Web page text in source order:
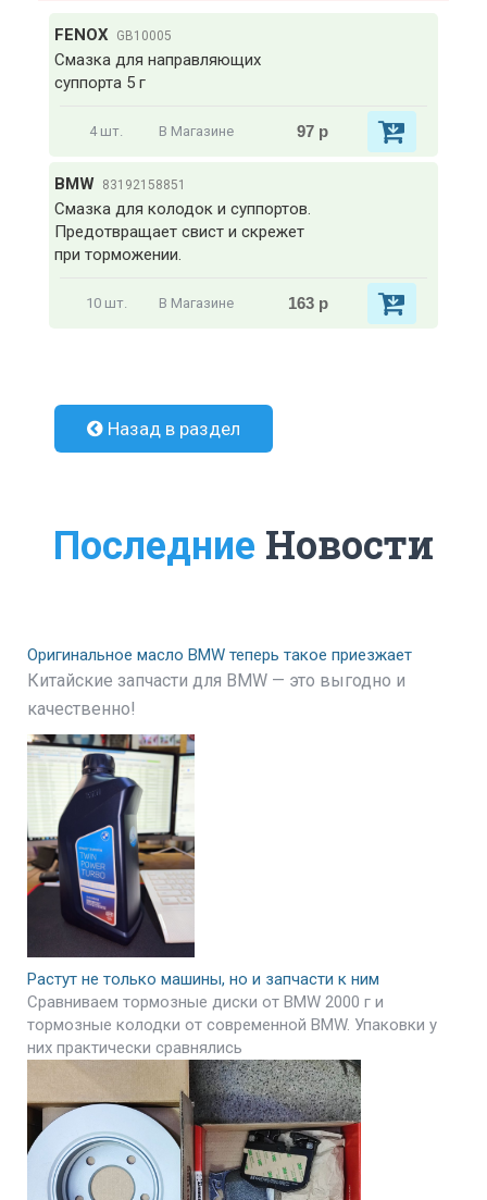
FENOX GB10005
Смазка для направляющих
суппорта 5 г
4 шт. В Магазине 97 р
BMW 83192158851
Смазка для колодок и суппортов.
Предотвращает свист и скрежет
при торможении.
10 шт. В Магазине 163 р
Назад в раздел
Последние Новости
Оригинальное масло BMW теперь такое приезжает
Китайские запчасти для BMW — это выгодно и
качественно!
Растут не только машины, но и запчасти к ним
Сравниваем тормозные диски от BMW 2000 г и
тормозные колодки от современной BMW. Упаковки у
них практически сравнялись